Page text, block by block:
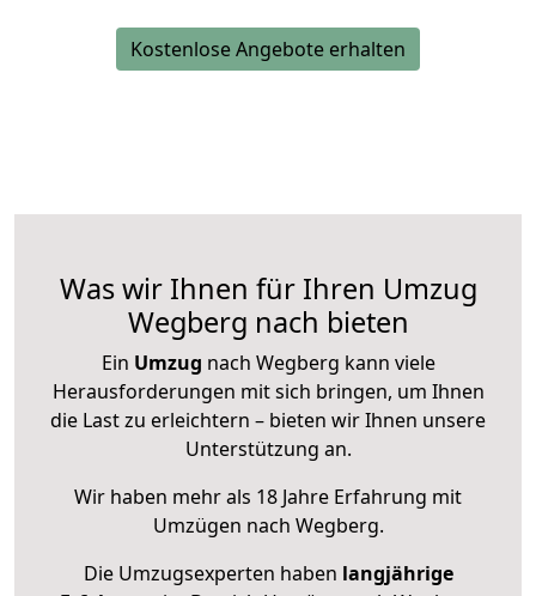
Kostenlose Angebote erhalten
Was wir Ihnen für Ihren Umzug
Wegberg nach bieten
Ein Umzug nach Wegberg kann viele
Herausforderungen mit sich bringen, um Ihnen
die Last zu erleichtern – bieten wir Ihnen unsere
Unterstützung an.
Wir haben mehr als 18 Jahre Erfahrung mit
Umzügen nach Wegberg.
Die Umzugsexperten haben langjährige